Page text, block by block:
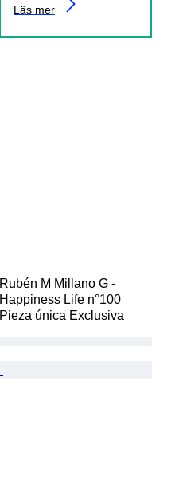
Läs mer
Rubén M Millano G -
Happiness Life n°100
Pieza única Exclusiva